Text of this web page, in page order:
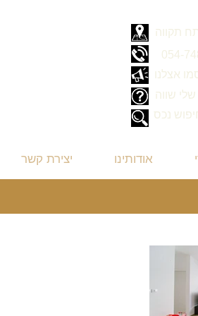
054-
אצלנו
שווה
נכס
אודותינו יצירת קשר